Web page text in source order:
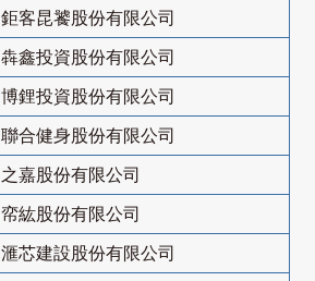
鉅客昆饕股份有限公司
犇鑫投資股份有限公司
博鋰投資股份有限公司
聯合健身股份有限公司
之嘉股份有限公司
帟紘股份有限公司
滙芯建設股份有限公司